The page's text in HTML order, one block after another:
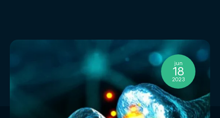
jun
18
2023